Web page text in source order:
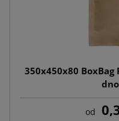
350x450x80
od